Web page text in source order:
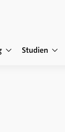
Studien